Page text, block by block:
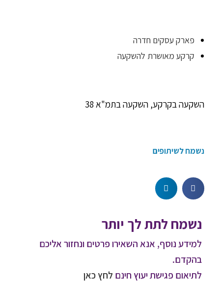
פארק עסקים חדרה
קרקע מאושרת להשקעה
השקעה בקרקע, השקעה בתמ"א 38
נשמח לשיתופים
נשמח לתת לך יותר
למידע נוסף, אנא השאירו פרטים ונחזור אליכם
בהקדם.
לתיאום פגישת יעוץ חינםלחץ כאן